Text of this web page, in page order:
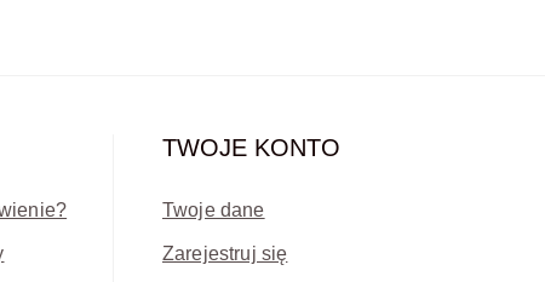
TWOJE KONTO
Twoje dane
Zarejestruj się